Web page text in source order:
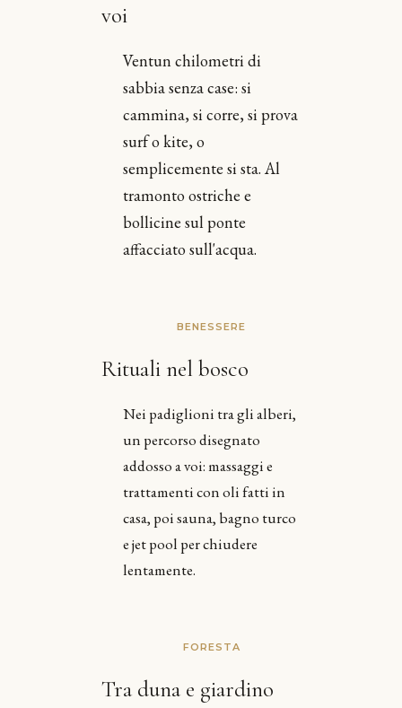
voi
Ventun chilometri di
sabbia senza case: si
cammina, si corre, si prova
surf o kite, o
semplicemente si sta. Al
tramonto ostriche e
bollicine sul ponte
affacciato sull'acqua.
BENESSERE
Rituali nel bosco
Nei padiglioni tra gli alberi,
un percorso disegnato
addosso a voi: massaggi e
trattamenti con oli fatti in
casa, poi sauna, bagno turco
e jet pool per chiudere
lentamente.
FORESTA
Tra duna e giardino